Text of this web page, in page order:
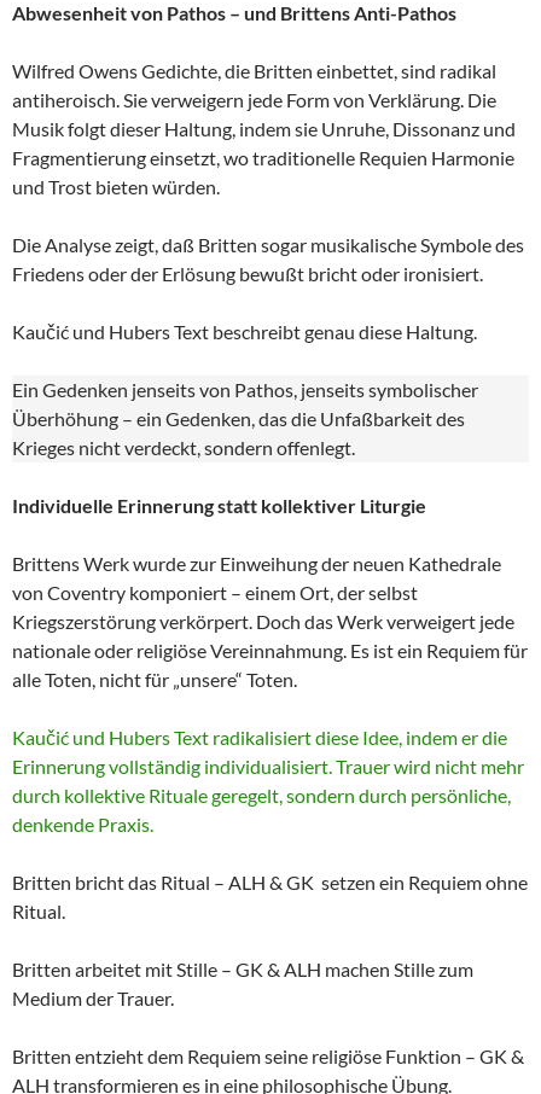
Abwesenheit von Pathos – und Brittens Anti-Pathos
Wilfred Owens Gedichte, die Britten einbettet, sind radikal
antiheroisch. Sie verweigern jede Form von Verklärung. Die
Musik folgt dieser Haltung, indem sie Unruhe, Dissonanz und
Fragmentierung einsetzt, wo traditionelle Requien Harmonie
und Trost bieten würden.
Die Analyse zeigt, daß Britten sogar musikalische Symbole des
Friedens oder der Erlösung bewußt bricht oder ironisiert.
Kaučić und Hubers Text beschreibt genau diese Haltung.
Ein Gedenken jenseits von Pathos, jenseits symbolischer
Überhöhung – ein Gedenken, das die Unfaßbarkeit des
Krieges nicht verdeckt, sondern offenlegt.
Individuelle Erinnerung statt kollektiver Liturgie
Brittens Werk wurde zur Einweihung der neuen Kathedrale
von Coventry komponiert – einem Ort, der selbst
Kriegszerstörung verkörpert. Doch das Werk verweigert jede
nationale oder religiöse Vereinnahmung. Es ist ein Requiem für
alle Toten, nicht für „unsere“ Toten.
Kaučić und Hubers Text radikalisiert diese Idee, indem er die
Erinnerung vollständig individualisiert. Trauer wird nicht mehr
durch kollektive Rituale geregelt, sondern durch persönliche,
denkende Praxis.
Britten bricht das Ritual – ALH & GK setzen ein Requiem ohne
Ritual.
Britten arbeitet mit Stille – GK & ALH machen Stille zum
Medium der Trauer.
Britten entzieht dem Requiem seine religiöse Funktion – GK &
ALH transformieren es in eine philosophische Übung.